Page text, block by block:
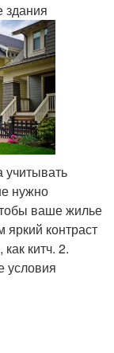
учитывать
нужно
ваше жилье
контраст
китч. 2.
условия